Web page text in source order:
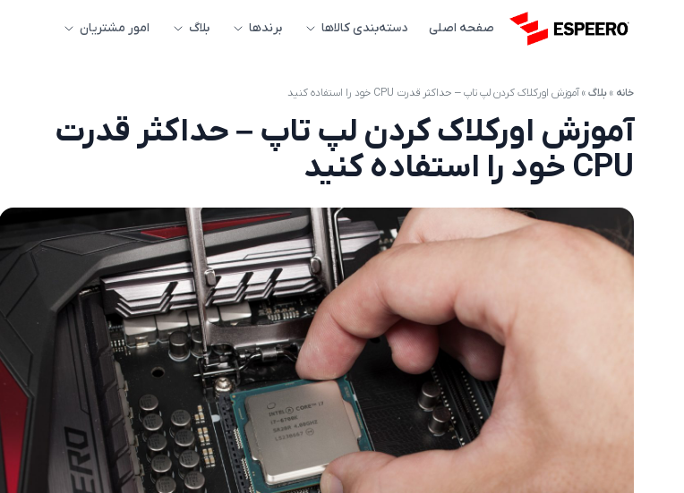
صفحه اصلی دسته‌بندی کالاها برندها بلاگ امور مشتریان
خانه »بلاگ»آموزش اورکلاک کردن لپ تاپ – حداکثر قدرت CPU خود را استفاده کنید
آموزش اورکلاک کردن لپ تاپ – حداکثر قدرت
CPU خود را استفاده کنید